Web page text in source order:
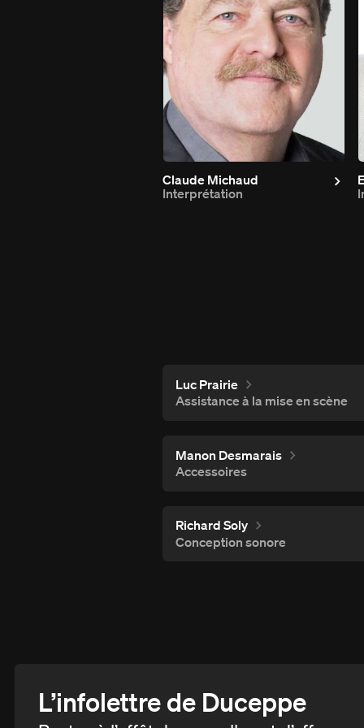
Claude Michaud
Interprétation
Luc Prairie
Assistance à la mise en scène
Manon Desmarais
Accessoires
Richard Soly
Conception sonore
L’infolettre de Duceppe